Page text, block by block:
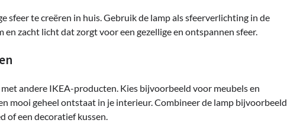
sfeer te creëren in huis. Gebruik de lamp als sfeerverlichting in de
zacht licht dat zorgt voor een gezellige en ontspannen sfeer.
andere IKEA-producten. Kies bijvoorbeeld voor meubels en
mooi geheel ontstaat in je interieur. Combineer de lamp bijvoorbeeld
of een decoratief kussen.